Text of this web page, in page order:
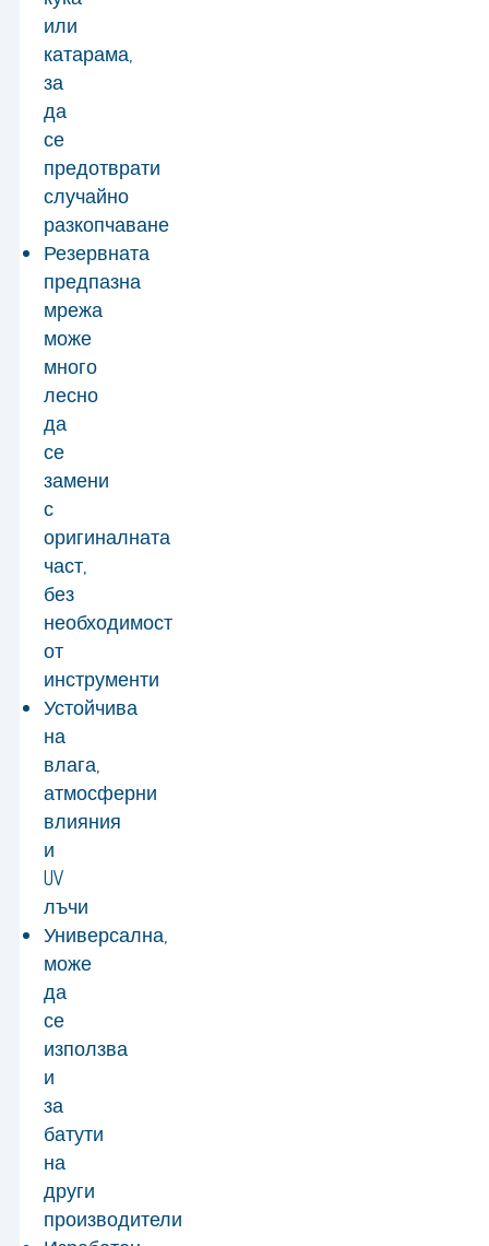
или
катарама,
за
да
се
предотврати
случайно
разкопчаване
Резервната
предпазна
мрежа
може
много
лесно
да
се
замени
с
оригиналната
част,
без
необходимост
от
инструменти
Устойчива
на
влага,
атмосферни
влияния
и
UV
лъчи
Универсална,
може
да
се
използва
и
за
батути
на
други
производители